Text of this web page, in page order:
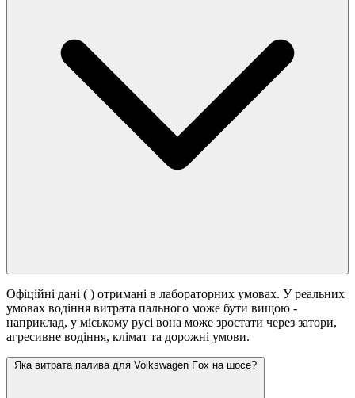
Офіційні дані ( ) отримані в лабораторних умовах. У реальних
умовах водіння витрата пального може бути вищою -
наприклад, у міському русі вона може зростати через затори,
агресивне водіння, клімат та дорожні умови.
Яка витрата палива для Volkswagen Fox на шосе?